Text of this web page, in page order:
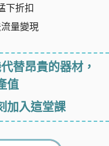
下折扣
量變現
替昂貴的器材，
值
加入這堂課